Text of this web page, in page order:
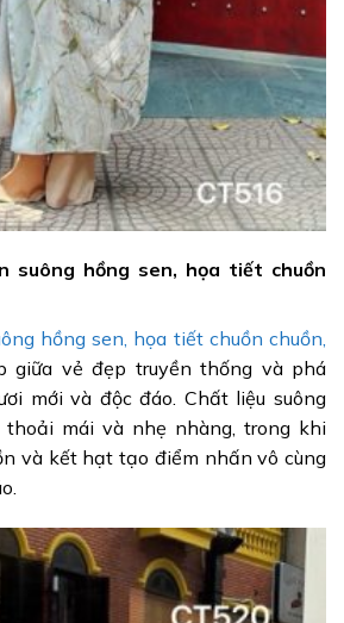
suông hồng sen, họa tiết chuồn
hồng sen, họa tiết chuồn chuồn,
giữa vẻ đẹp truyền thống và phá
mới và độc đáo. Chất liệu suông
thoải mái và nhẹ nhàng, trong khi
và kết hạt tạo điểm nhấn vô cùng